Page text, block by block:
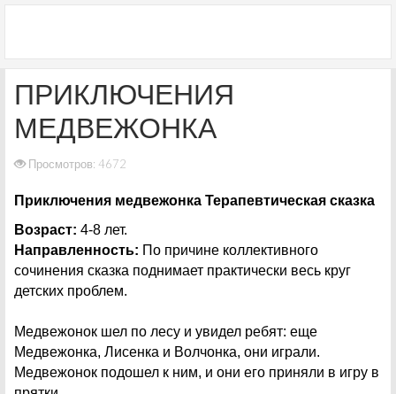
ПРИКЛЮЧЕНИЯ
МЕДВЕЖОНКА
Просмотров: 4672
Приключения медвежонка Терапевтическая сказка
Возраст: 4-8 лет.
Направленность: По причине коллективного
сочинения сказка поднимает практически весь круг
детских проблем.
Медвежонок шел по лесу и увидел ребят: еще
Медвежонка, Лисенка и Волчонка, они играли.
Медвежонок подошел к ним, и они его приняли в игру в